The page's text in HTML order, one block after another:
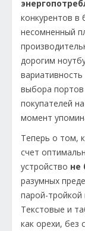
конкурентов
несомненный
дорогим
выбора
покупателей
момент
Теперь о том,
счет
устройство не
разумных
парой-
Текстовые и
как орехи, без